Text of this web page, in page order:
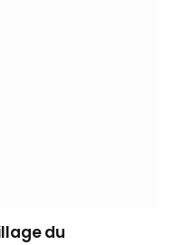
du